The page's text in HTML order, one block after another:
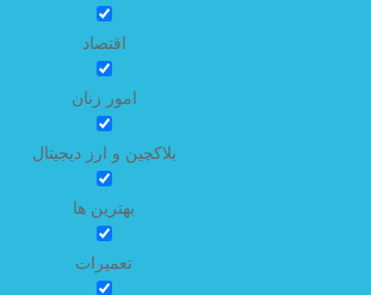
اقتصاد
امور زنان
بلاکچین و ارز دیجیتال
بهترین ها
تعمیرات